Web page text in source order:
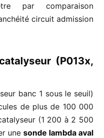
par comparaison
circuit admission
(P013x,
banc 1 sous le seuil)
de plus de 100 000
(1 200 à 2 500
une sonde lambda aval